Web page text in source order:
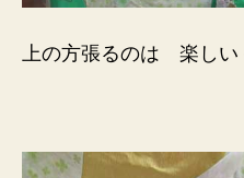
上の方張るのは 楽し